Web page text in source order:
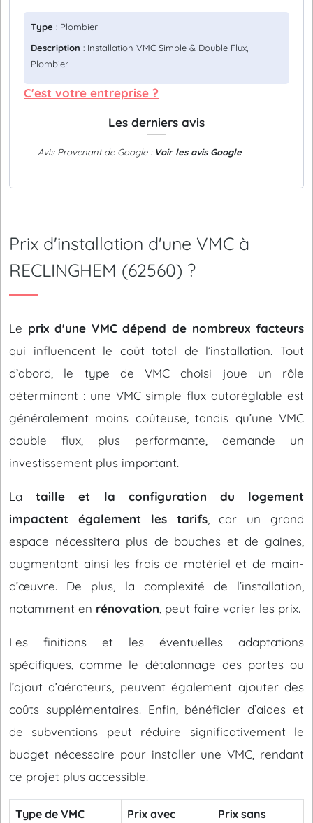
Type : Plombier
Description : Installation VMC Simple & Double Flux,
Plombier
C'est votre entreprise ?
Les derniers avis
Avis Provenant de Google : Voir les avis Google
Prix d'installation d'une VMC à
RECLINGHEM (62560) ?
Le prix d'une VMC dépend de nombreux facteurs
qui influencent le coût total de l’installation. Tout
d’abord, le type de VMC choisi joue un rôle
déterminant : une VMC simple flux autoréglable est
généralement moins coûteuse, tandis qu’une VMC
double flux, plus performante, demande un
investissement plus important.
Lataille et la configuration du logement
impactent également les tarifs, car un grand
espace nécessitera plus de bouches et de gaines,
augmentant ainsi les frais de matériel et de main-
d’œuvre. De plus, la complexité de l’installation,
notamment en rénovation , peut faire varier les prix.
Les finitions et les éventuelles adaptations
spécifiques, comme le détalonnage des portes ou
l’ajout d’aérateurs, peuvent également ajouter des
coûts supplémentaires. Enfin, bénéficier d’aides et
de subventions peut réduire significativement le
budget nécessaire pour installer une VMC, rendant
ce projet plus accessible.
Type de VMC
Prix avec
Prix sans